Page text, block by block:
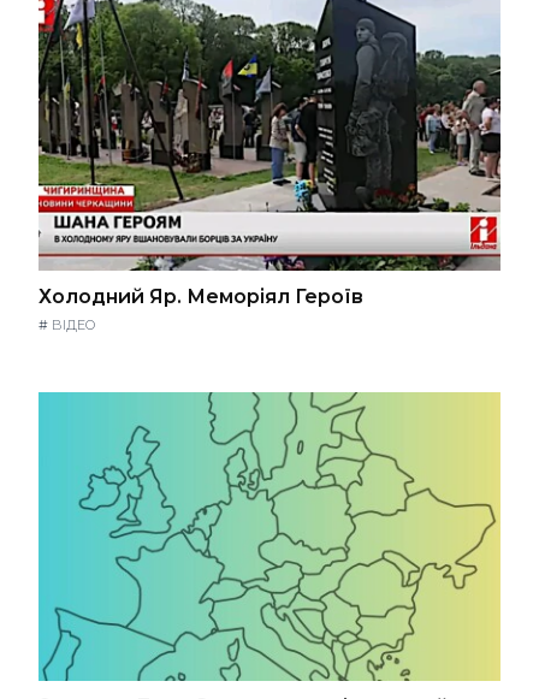
Холодний Яр. Меморіял Героїв
# ВІДЕО